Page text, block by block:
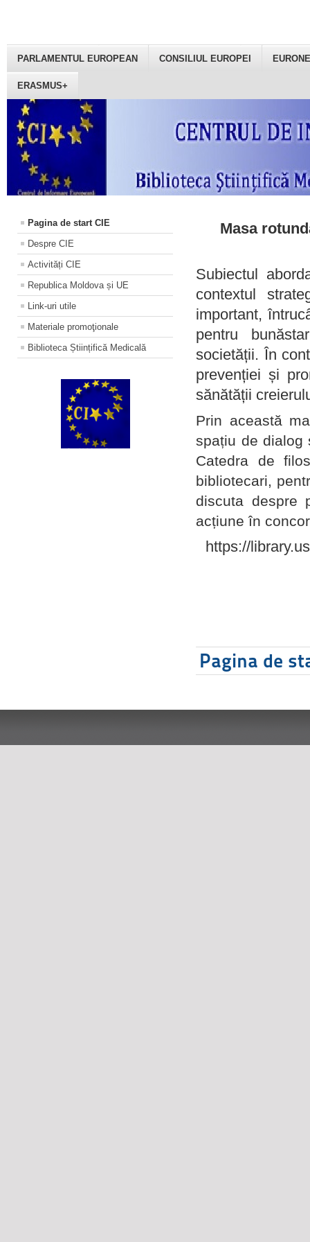
PARLAMENTUL EUROPEAN CONSILIUL EUROPEI
ERASMUS+
Pagina de start CIE
Despre CIE
Activități CIE
Republica Moldova și UE
Link-uri utile
Materiale promoţionale
Biblioteca Științifică Medicală
Masa
Subiectul
contextul
important,
pentru
societății. În
prevenției și
sănătății
Prin această
spațiu de dialog
Catedra de
bibliotecari,
discuta despre
acțiune în
https://
Pagina de